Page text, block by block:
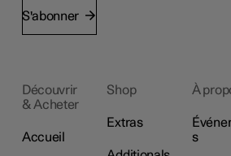
S'abonner
Découvrir
& Acheter
Accueil
Shop
Extras
À
s